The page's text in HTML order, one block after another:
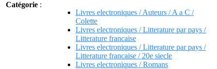
Catégorie :
Livres electroniques / Auteurs / A a C /
Colette
Livres electroniques / Litterature par pays /
Litterature francaise
Livres electroniques / Litterature par pays /
Litterature francaise / 20e siecle
Livres electroniques / Romans